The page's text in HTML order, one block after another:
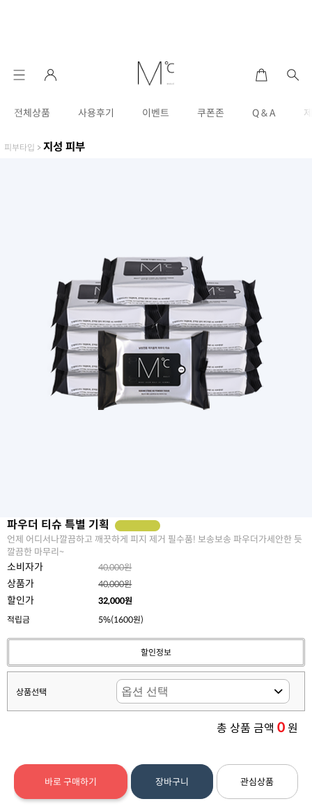
전체상품 사용후기 이벤트 쿠폰존 Q & A
피부타입 > 지성 피부
파우더 티슈 특별 기획
언제 어디서나깔끔하고 깨끗하게 피지 제거 필수품! 보송보송 파우더가세안한 듯
깔끔한 마무리~
소비자가 40,000원
상품가 40,000원
할인가 32,000원
적립금
5%(1600원)
할인정보
상품선택
총 상품 금액 0원
바로 구매하기 장바구니 관심상품